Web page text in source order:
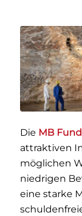
Die MB
attraktiven
möglichen
niedrigen
eine starke